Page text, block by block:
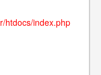
htdocs/index.php